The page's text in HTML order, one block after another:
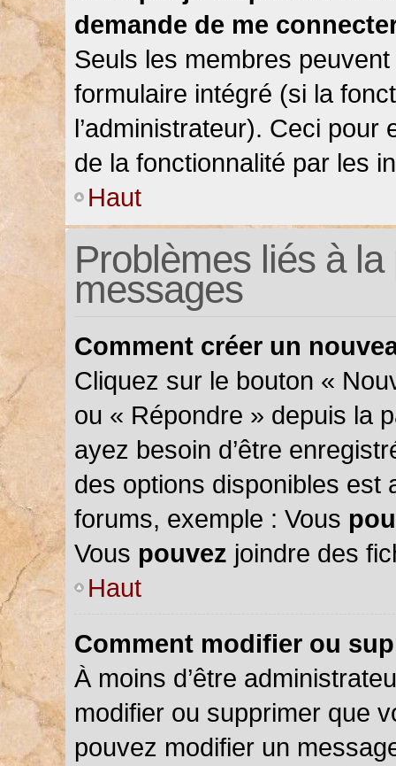
demande de me
Seuls les membres
formulaire intégré (si la
l’administrateur). Ceci pour
de la fonctionnalité par les
Haut
Problèmes liés à
messages
Comment créer un
Cliquez sur le bouton «
ou « Répondre » depuis la
ayez besoin d’être
des options disponibles est
forums, exemple : Vous
Vous pouvez joindre des
Haut
Comment modifier ou
À moins d’être
modifier ou supprimer que
pouvez modifier un